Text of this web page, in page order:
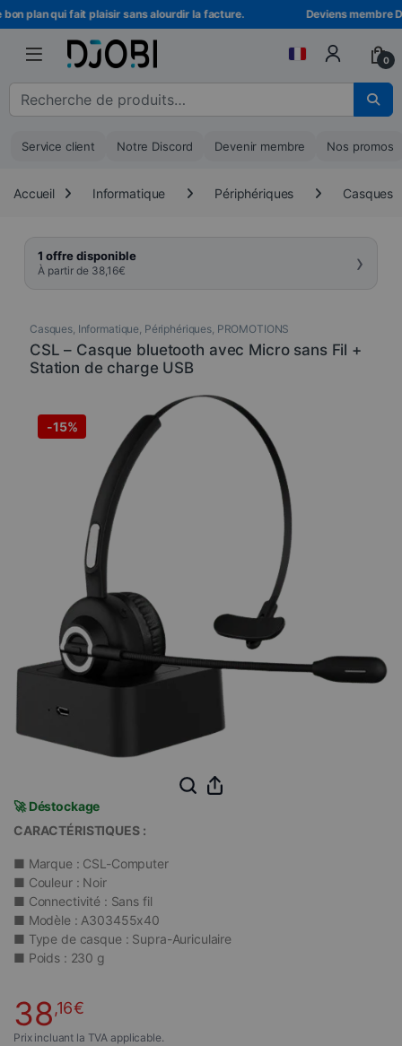
Skip to navigation
Skip to content
plan qui fait plaisir sans alourdir la facture. Deviens membre
0
Recherche pour :
Service client Notre Discord Devenir membre Nos promos
Accueil Informatique Périphériques Casques
1 offre disponible
À partir de 38,16€ ›
Casques, Informatique, Périphériques, PROMOTIONS
CSL – Casque bluetooth avec Micro sans Fil +
Station de charge USB
-15%
🚀 Déstockage
CARACTÉRISTIQUES :
■ Marque : CSL-Computer
■ Couleur : Noir
■ Connectivité : Sans fil
■ Modèle : A303455x40
■ Type de casque : Supra-Auriculaire
■ Poids : 230 g
38,16€
Prix incluant la TVA applicable.